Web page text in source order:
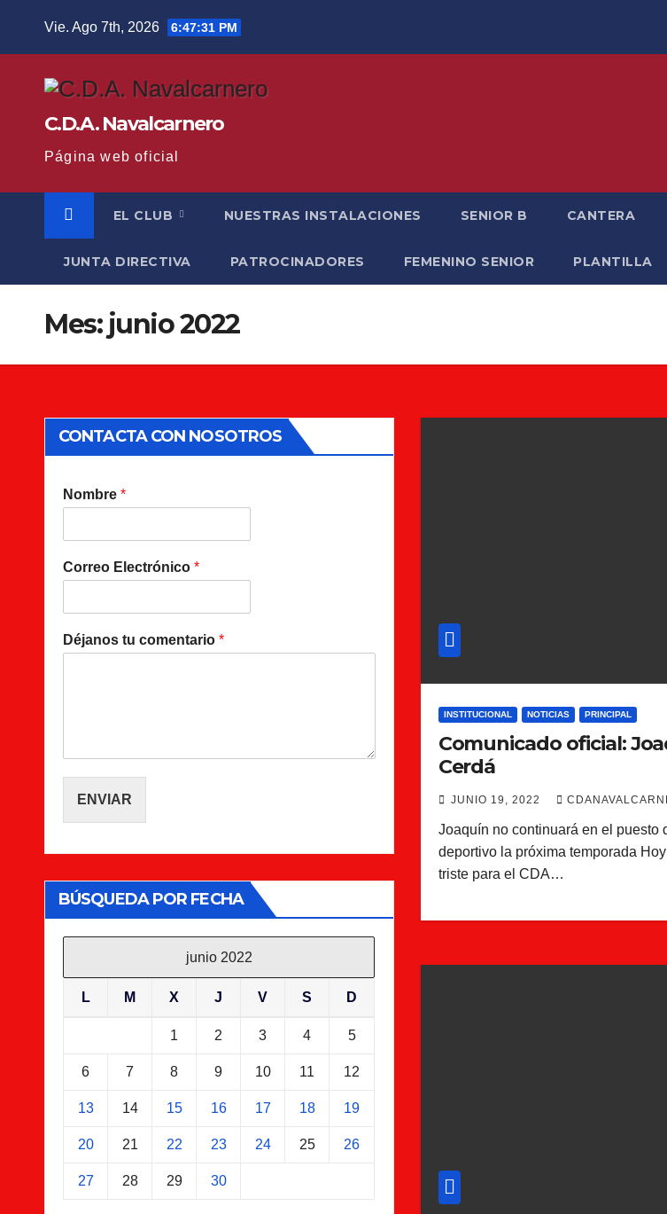
Vie. Ago 7th, 2026 6:47:32 PM
C.D.A. Navalcarnero
Página web oficial
EL CLUB NUESTRAS INSTALACIONES SENIOR B CANTERA
JUNTA DIRECTIVA PATROCINADORES FEMENINO SENIOR PLANTILLA
Mes: junio 2022
CONTACTA CON NOSOTROS
Nombre *
Correo Electrónico *
Déjanos tu comentario *
ENVIAR
BÚSQUEDA POR FECHA
junio 2022
L M X J V S D
1 2 3 4 5
6 7 8 9 10 11 12
13 14 15 16 17 18 19
20 21 22 23 24 25 26
27 28 29 30
INSTITUCIONAL NOTICIAS PRINCIPAL
Comunicado oficial:
Cerdá
JUNIO 19, 2022
Joaquín no continuará en el puesto
deportivo la próxima temporada
triste para el CDA…